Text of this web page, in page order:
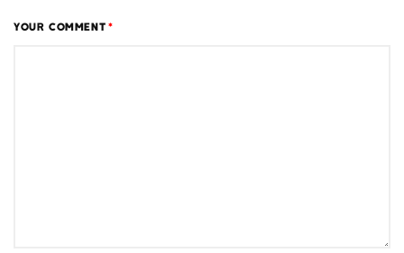
YOUR COMMENT *